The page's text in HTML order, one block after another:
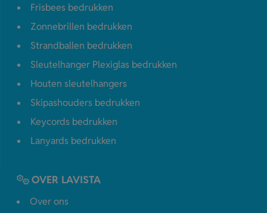
Frisbees bedrukken
Zonnebrillen bedrukken
Strandballen bedrukken
Sleutelhanger Plexiglas bedrukken
Houten sleutelhangers
Skipashouders bedrukken
Keycords bedrukken
Lanyards bedrukken
OVER LAVISTA
Over ons